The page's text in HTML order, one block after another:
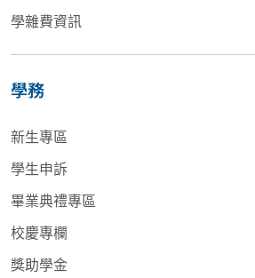
學雜費資訊
學務
新生專區
學生申訴
畢業典禮專區
校慶專欄
獎助學金